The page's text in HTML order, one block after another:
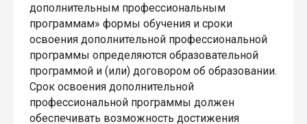
дополнительным профессиональным
программам» формы обучения и сроки
освоения дополнительной профессиональной
программы определяются образовательной
программой и (или) договором об образовании.
Срок освоения дополнительной
профессиональной программы должен
обеспечивать возможность достижения